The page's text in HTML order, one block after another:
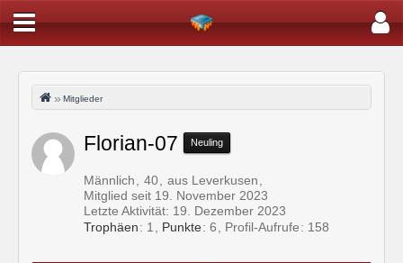
Mitglieder
Florian-07 Neuling
Männlich 40
aus Leverkusen
Mitglied seit 19. November 2023
Letzte Aktivität: 19. Dezember 2023
Trophäen
1 Punkte 6 Profil-Aufrufe 158